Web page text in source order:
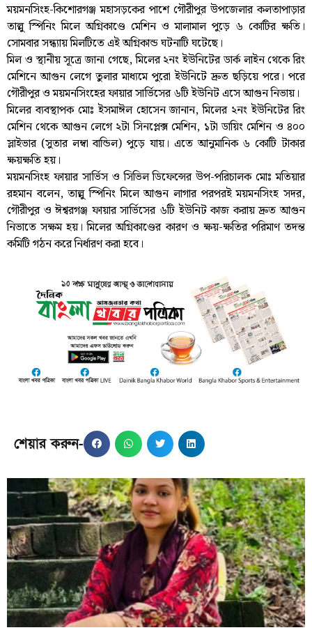
ময়মনসিংহ-কিশোরগঞ্জ মহাসড়কের পাশে গৌরীপুর উপজেলার কলতাপাড়ার
তাল্লু স্পিনিং মিলে অগ্নিকাণ্ডে মেশিন ও মালামাল পুড়ে ৬ কোটির ক্ষতি।
সোমবার সন্ধ্যায় মিলটিতে এই অগ্নিকান্ড ঘটনাটি ঘটেছে।
মিল ও স্থানীয় সূত্রে জানা গেছে, মিলের ২নং ইউনিটের ডার্ক লাইন থেকে রিং
মেশিনে আগুন লেগে তুলার মাধ্যমে পুরো ইউনিটে দ্রুত ছড়িয়ে পরে। পরে
গৌরীপুর ও ময়মনসিংহের ফায়ার সার্ভিসের ৬টি ইউনিট এসে আগুন নিভায়।
মিলের ব্যবস্থাপক মোঃ ইসমাঈল হোসেন জানান, মিলের ২নং ইউনিটের রিং
মেশিন থেকে আগুন লেগে ২টা সিনপ্লেক্স মেশিন, ১টা ডায়িং মেশিন ও ৪০০
স্লাইভার (সুতার লম্বা বান্ডিল) পুড়ে যায়। এতে আনুমানিক ৬ কোটি টাকার
ক্ষয়ক্ষতি হয়।
ময়মনসিংহ ফায়ার সার্ভিস ও সিভিল ডিফেন্সের উপ-পরিচালক মোঃ মতিয়ার
রহমান বলেন, তাল্লু স্পিনিং মিলে আগুন লাগার পরপরই ময়মনসিংহ সদর,
গৌরীপুর ও ঈশ্বরগঞ্জ ফায়ার সার্ভিসের ৬টি ইউনিট কাজ করায় দ্রুত আগুন
নিভাতে সক্ষম হয়। মিলের অগ্নিকাণ্ডের কারণ ও ক্ষয়-ক্ষতির পরিমাণ তদন্ত
কমিটি গঠন করে নির্ধারণ করা হবে।
শেয়ার করুন-